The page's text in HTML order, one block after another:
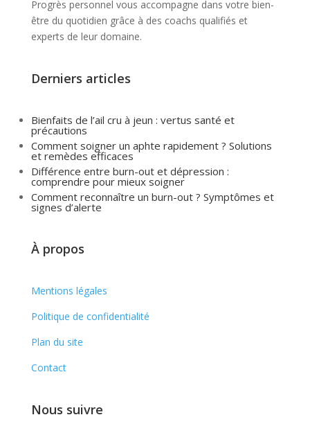
Progrès personnel vous accompagne dans votre bien-
être du quotidien grâce à des coachs qualifiés et
experts de leur domaine.
Derniers articles
Bienfaits de l’ail cru à jeun : vertus santé et
précautions
Comment soigner un aphte rapidement ? Solutions
et remèdes efficaces
Différence entre burn-out et dépression :
comprendre pour mieux soigner
Comment reconnaître un burn-out ? Symptômes et
signes d’alerte
À propos
Mentions légales
Politique de confidentialité
Plan du site
Contact
Nous suivre